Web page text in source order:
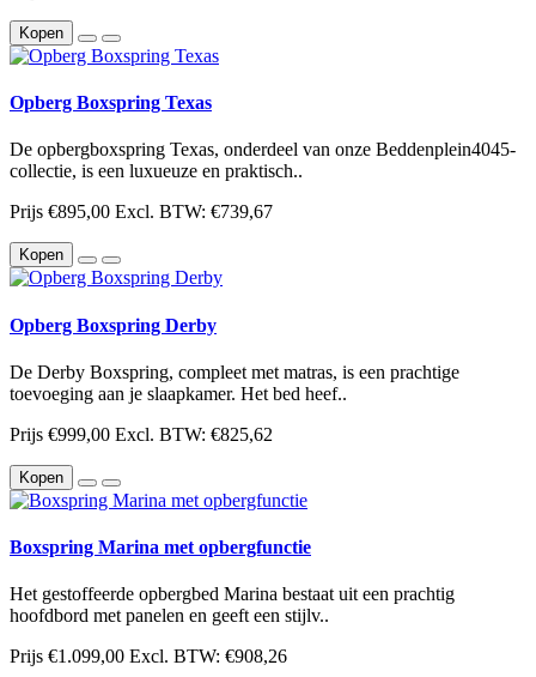
Kopen
Opberg Boxspring Texas
De opbergboxspring Texas, onderdeel van onze Beddenplein4045-
collectie, is een luxueuze en praktisch..
Prijs €895,00 Excl. BTW: €739,67
Kopen
Opberg Boxspring Derby
De Derby Boxspring, compleet met matras, is een prachtige
toevoeging aan je slaapkamer. Het bed heef..
Prijs €999,00 Excl. BTW: €825,62
Kopen
Boxspring Marina met opbergfunctie
Het gestoffeerde opbergbed Marina bestaat uit een prachtig
hoofdbord met panelen en geeft een stijlv..
Prijs €1.099,00 Excl. BTW: €908,26